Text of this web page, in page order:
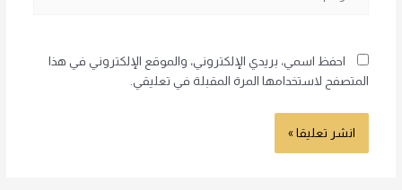
احفظ اسمي، بريدي الإلكتروني، والموقع الإلكتروني في هذا
المتصفح لاستخدامها المرة المقبلة في تعليقي.